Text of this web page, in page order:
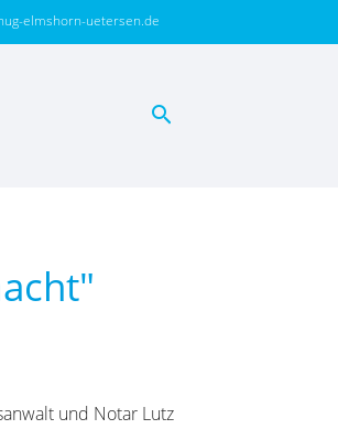
elmshorn-uetersen.de
search
und Notar Lutz